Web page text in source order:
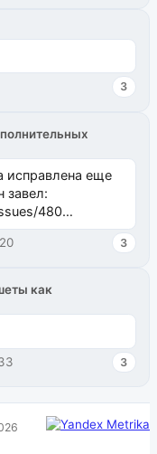
3
исправлена еще
завел:
480
481Исправим
3
как
3